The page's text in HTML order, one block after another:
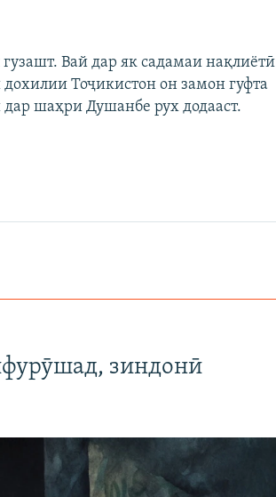
Вай дар як садамаи нақлиётӣ
дохилии Тоҷикистон он замон гуфта
шаҳри Душанбе рух додааст.
зиндонӣ